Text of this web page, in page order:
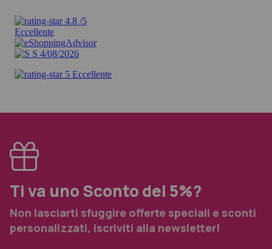
Ti va uno Sconto del 5%?
Non lasciarti sfuggire offerte speciali e sconti
personalizzati, iscriviti alla newsletter!